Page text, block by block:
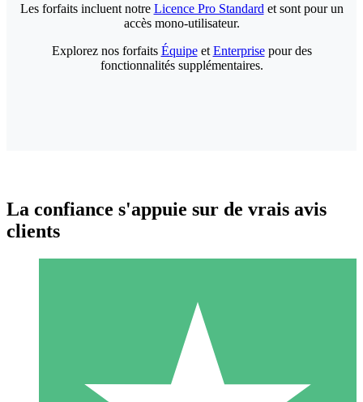
Packs de Crédits Individuels
Payez à l'utilisation avec des crédits de téléchargement. Sans
Les forfaits incluent notre Licence Pro Standard et sont pour un
accès mono-utilisateur.
Explorez nos forfaits Équipeet Enterprisepour des
fonctionnalités supplémentaires.
La confiance s'appuie sur de vrais avis
clients